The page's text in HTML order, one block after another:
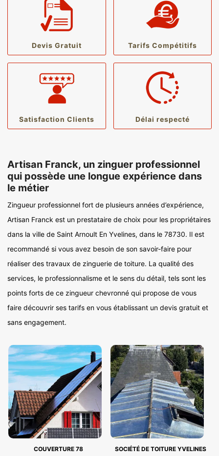
Devis Gratuit Tarifs Compétitifs
Satisfaction Clients Délai respecté
Artisan Franck, un zinguer professionnel
qui possède une longue expérience dans
le métier
Zingueur professionnel fort de plusieurs années d’expérience,
Artisan Franck est un prestataire de choix pour les propriétaires
dans la ville de Saint Arnoult En Yvelines, dans le 78730. Il est
recommandé si vous avez besoin de son savoir-faire pour
réaliser des travaux de zinguerie de toiture. La qualité des
services, le professionnalisme et le sens du détail, tels sont les
points forts de ce zingueur chevronné qui propose de vous
faire découvrir ses tarifs en vous établissant un devis gratuit et
sans engagement.
COUVERTURE 78 SOCIÉTÉ DE TOITURE YVELINES